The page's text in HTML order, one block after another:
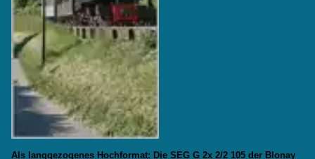
Als langgezogenes Hochformat: Die SEG G 2x 2/2 105 der Blonay